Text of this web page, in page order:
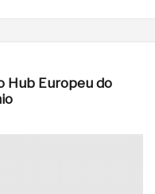
Hub Europeu do